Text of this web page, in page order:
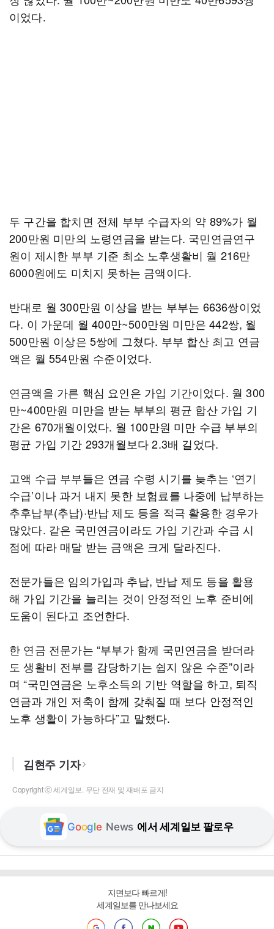
이었다.
두 구간을 합치면 전체 부부 수급자의 약 89%가 월
200만원 미만의 노령연금을 받는다. 국민연금연구
원이 제시한 부부 기준 최소 노후생활비 월 216만
6000원에도 미치지 못하는 금액이다.
반대로 월 300만원 이상을 받는 부부는 6636쌍이었
다. 이 가운데 월 400만~500만원 미만은 442쌍, 월
500만원 이상은 5쌍에 그쳤다. 부부 합산 최고 연금
액은 월 554만원 수준이었다.
연금액을 가른 핵심 요인은 가입 기간이었다. 월 300
만~400만원 미만을 받는 부부의 평균 합산 가입 기
간은 670개월이었다. 월 100만원 미만 수급 부부의
평균 가입 기간 293개월보다 2.3배 길었다.
고액 수급 부부들은 연금 수령 시기를 늦추는 ‘연기
수급’이나 과거 내지 못한 보험료를 나중에 납부하는
추후납부(추납)·반납 제도 등을 적극 활용한 경우가
많았다. 같은 국민연금이라도 가입 기간과 수급 시
점에 따라 매달 받는 금액은 크게 달라진다.
전문가들은 임의가입과 추납, 반납 제도 등을 활용
해 가입 기간을 늘리는 것이 안정적인 노후 준비에
도움이 된다고 조언한다.
한 연금 전문가는 “부부가 함께 국민연금을 받더라
도 생활비 전부를 감당하기는 쉽지 않은 수준”이라
며 “국민연금은 노후소득의 기반 역할을 하고, 퇴직
연금과 개인 저축이 함께 갖춰질 때 보다 안정적인
노후 생활이 가능하다”고 말했다.
김현주 기자
Copyright ⓒ 세계일보. 무단 전재 및 재배포 금지
Google News 에서 세계일보 팔로우
지면보다 빠르게!
세계일보를 만나보세요